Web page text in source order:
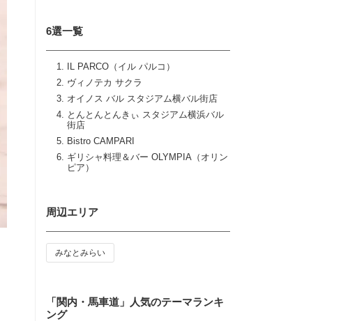
6選一覧
IL PARCO（イル パルコ）
ヴィノテカ サクラ
オイノス バル スタジアム横バル街店
とんとんとんきぃ スタジアム横浜バル
街店
Bistro CAMPARI
ギリシャ料理＆バー OLYMPIA（オリン
ピア）
周辺エリア
みなとみらい
「関内・馬車道」人気のテーマランキ
ング